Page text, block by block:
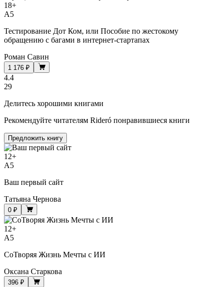
18+
A5
Тестирование Дот Ком, или Пособие по жестокому
обращению с багами в интернет-стартапах
Роман Савин
1 176 ₽
4.4
29
Делитесь хорошими книгами
Рекомендуйте читателям Rideró понравившиеся книги
Предложить книгу
12+
A5
Ваш первый сайт
Татьяна Чернова
0 ₽
12+
A5
СоТворяя Жизнь Мечты с ИИ
Оксана Старкова
396 ₽